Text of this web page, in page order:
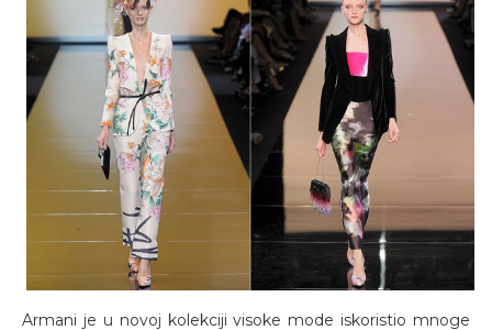
Armani je u novoj kolekciji visoke mode iskoristio mnoge